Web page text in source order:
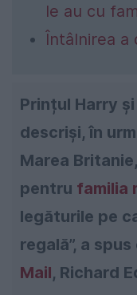
le au cu
Întâlnirea a
Prințul Harry
descriși, în
Marea
pentru familia
legăturile pe
regală”, a
Mail, Richard